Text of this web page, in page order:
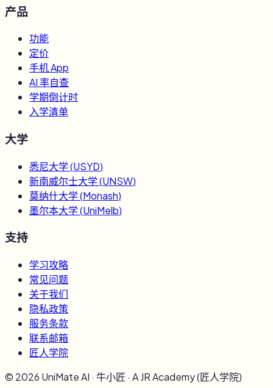
产品
功能
定价
手机 App
AI 率自查
学期倒计时
入学清单
大学
悉尼大学(USYD)
新南威尔士大学(UNSW)
莫纳什大学(Monash)
墨尔本大学(UniMelb)
支持
学习攻略
常见问题
关于我们
隐私政策
服务条款
联系邮箱
匠人学院
© 2026 UniMate AI · 牛小匠 · A JR Academy (匠人学院)